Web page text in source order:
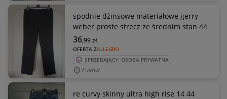
spodnie dżinsowe materiałowe gerry
weber proste strecz ze średnim stan 44
OFERTA ZALLEGRO
36,99zł
SPRZEDAJĄCY: OSOBA PRYWATNA
Łuków
re curvy skinny ultra high rise 14 44